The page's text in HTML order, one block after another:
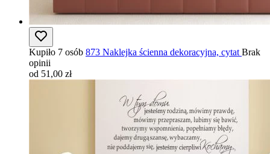
Kupiło 7 osób 873 Naklejka ścienna dekoracyjna, cytat Brak
opinii
od 51,00 zł